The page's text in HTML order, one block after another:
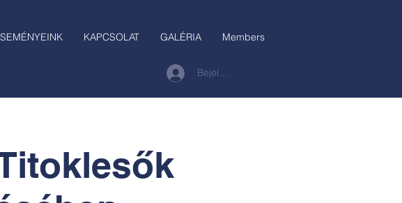
KAPCSOLAT GALÉRIA Members
Bejelentkezés